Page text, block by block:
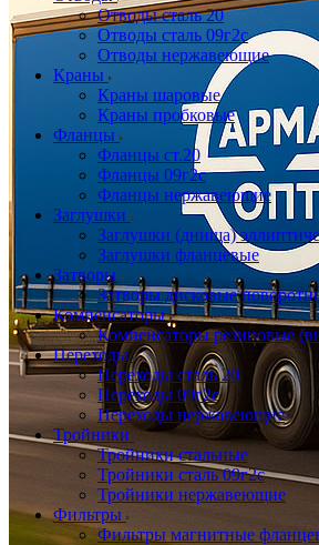
Отводы сталь 20
Отводы сталь 09г2с
Отводы нержавеющие
Краны
Краны шаровые
Краны пробковые
Фланцы
Фланцы ст.20
Фланцы 09г2с
Фланцы нержавеющие
Заглушки
Заглушки (днища)
Заглушки фланцевые
Затворы
Затворы дисковые
Компенсаторы
Компенсаторы резиновые
Переходы
Переходы сталь 20
Переходы 09г2с
Переходы нержавеющие
Тройники
Тройники стальные
Тройники сталь 09г2с
Тройники нержавеющие
Фильтры
Фильтры магнитные